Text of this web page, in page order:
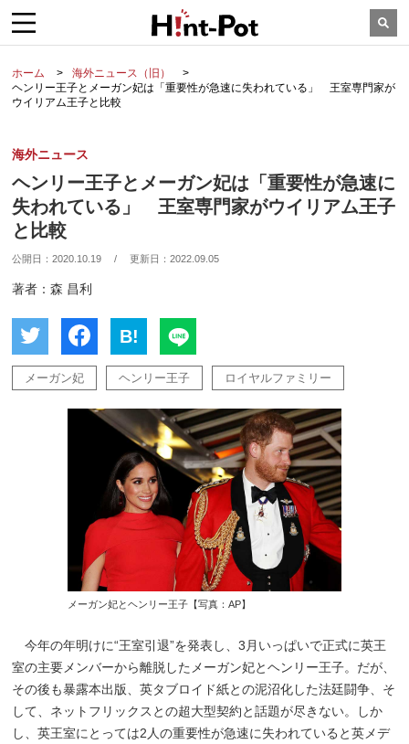
ホーム
海外ニュース（旧）
ヘンリー王子とメーガン妃は「重要性が急速に失われている」 王室専門家が
ウイリアム王子と比較
海外ニュース
ヘンリー王子とメーガン妃は「重要性が急速に
失われている」 王室専門家がウイリアム王子
と比較
公開日：2020.10.19 / 更新日：2022.09.05
著者：森 昌利
B!
メーガン妃 ヘンリー王子 ロイヤルファミリー
メーガン妃とヘンリー王子【写真：AP】
今年の年明けに“王室引退”を発表し、3月いっぱいで正式に英王
室の主要メンバーから離脱したメーガン妃とヘンリー王子。だが、
その後も暴露本出版、英タブロイド紙との泥沼化した法廷闘争、そ
して、ネットフリックスとの超大型契約と話題が尽きない。しか
し、英王室にとっては2人の重要性が急速に失われていると英メデ